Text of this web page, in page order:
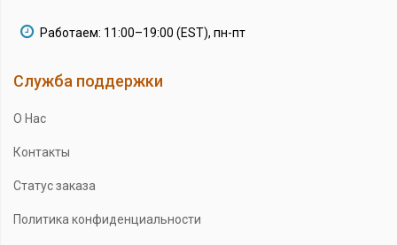
Работаем: 11:00–19:00 (EST), пн-пт
Служба поддержки
О Нас
Контакты
Статус заказа
Политика конфиденциальности